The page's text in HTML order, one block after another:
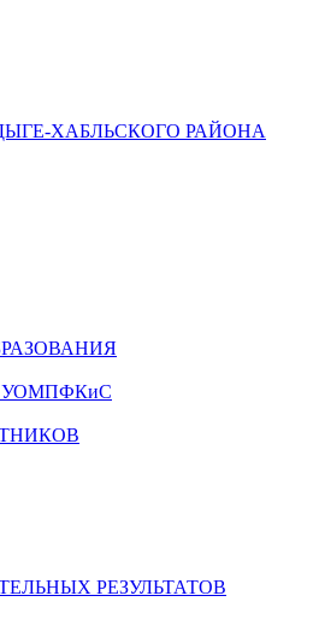
ХАБЛЬСКОГО РАЙОНА
РЕЗУЛЬТАТОВ